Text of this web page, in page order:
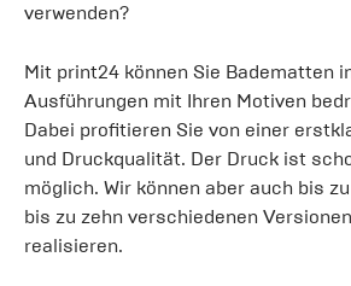
verwenden?
Mit print24 können Sie Badematten
Ausführungen mit Ihren Motiven
Dabei profitieren Sie von einer
und Druckqualität. Der Druck ist
möglich. Wir können aber auch bis
bis zu zehn verschiedenen
realisieren.